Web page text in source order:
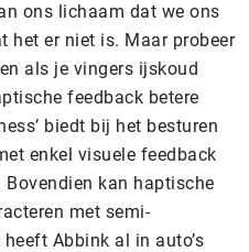
ons lichaam dat we ons
het er niet is. Maar probeer
als je vingers ijskoud
feedback betere
biedt bij het besturen
enkel visuele feedback
kan haptische
met semi-
Abbink al in auto’s